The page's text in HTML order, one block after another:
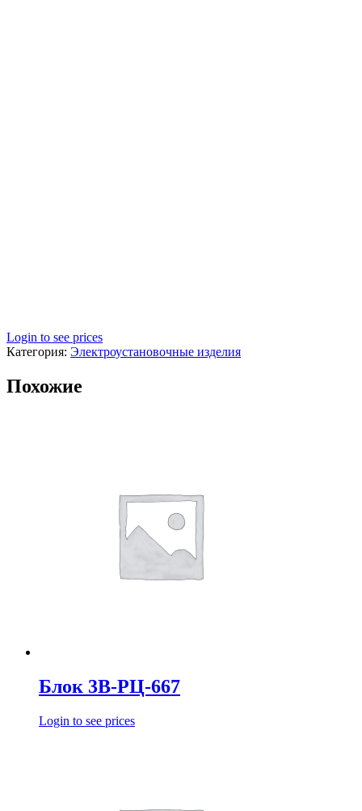
Login to see prices
Категория: Электроустановочные изделия
Похожие
Блок 3В-РЦ-667
Login to see prices